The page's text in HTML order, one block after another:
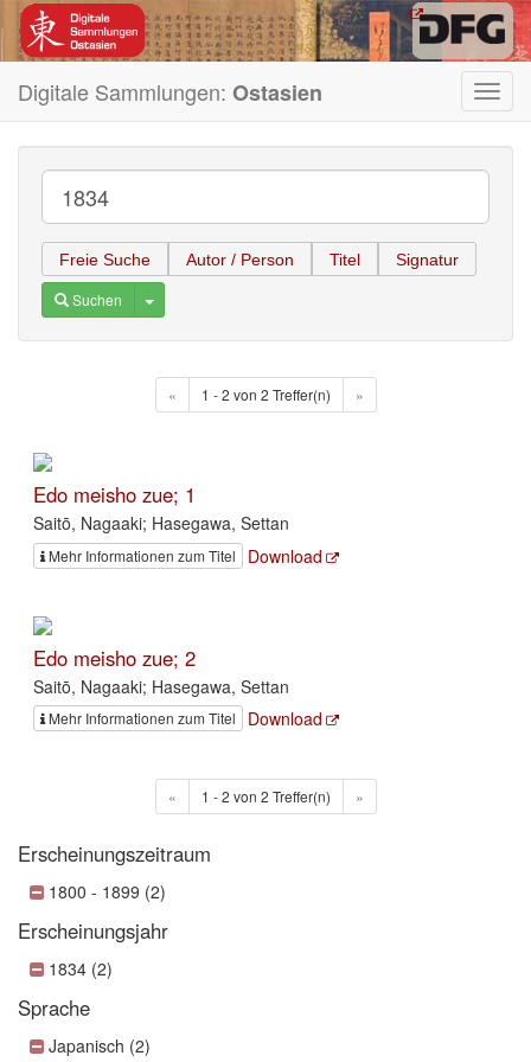
Digitale Sammlungen: Ostasien
Freie Suche Autor / Person Titel Signatur
Suchen Toggle Dropdown
« 1 - 2 von 2 Treffer(n) »
Edo meisho zue; 1
Saitō, Nagaaki; Hasegawa, Settan
Mehr Informationen zum Titel Download
Edo meisho zue; 2
Saitō, Nagaaki; Hasegawa, Settan
Mehr Informationen zum Titel Download
« 1 - 2 von 2 Treffer(n) »
Erscheinungszeitraum
1800 - 1899 (2)
Erscheinungsjahr
1834 (2)
Sprache
Japanisch (2)